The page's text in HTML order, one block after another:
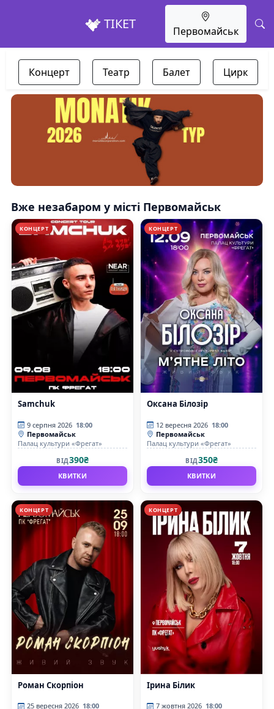
ТІКЕТ Первомайськ
Концерт Театр Балет Цирк
Вже незабаром у місті Первомайськ
КОНЦЕРТ
Samchuk
9 серпня 2026 18:00
Первомайськ
Палац культури «Фрегат»
ВІД390₴
КВИТКИ
КОНЦЕРТ
Оксана Білозір
12 вересня 2026 18:00
Первомайськ
Палац культури «Фрегат»
ВІД350₴
КВИТКИ
КОНЦЕРТ
Роман Скорпіон
25 вересня 2026 18:00
КОНЦЕРТ
Ірина Білик
7 жовтня 2026 18:00